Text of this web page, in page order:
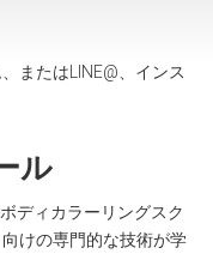
またはLINE@、インス
ル
ディカラーリングスク
けの専門的な技術が学